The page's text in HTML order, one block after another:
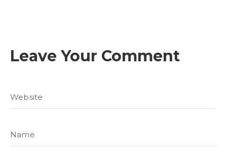
Leave Your Comment